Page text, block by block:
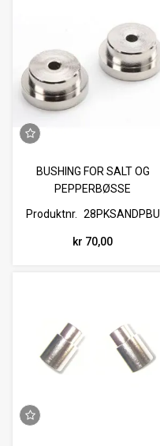
BUSHING FOR SALT OG
PEPPERBØSSE
Produktnr. 28PKSANDPBU
kr 70,00